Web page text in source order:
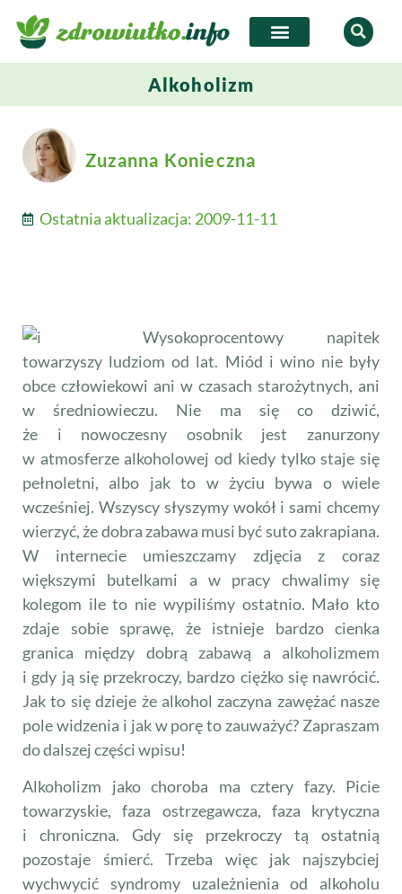
Alkoholizm
Zuzanna Konieczna
Ostatnia aktualizacja: 2009-11-11
Wysokoprocentowy napitek
towarzyszy ludziom od lat. Miód i wino nie były
obce człowiekowi ani w czasach starożytnych, ani
w średniowieczu. Nie ma się co dziwić,
że i nowoczesny osobnik jest zanurzony
w atmosferze alkoholowej od kiedy tylko staje się
pełnoletni, albo jak to w życiu bywa o wiele
wcześniej. Wszyscy słyszymy wokół i sami chcemy
wierzyć, że dobra zabawa musi być suto zakrapiana.
W internecie umieszczamy zdjęcia z coraz
większymi butelkami a w pracy chwalimy się
kolegom ile to nie wypiliśmy ostatnio. Mało kto
zdaje sobie sprawę, że istnieje bardzo cienka
granica między dobrą zabawą a alkoholizmem
i gdy ją się przekroczy, bardzo ciężko się nawrócić.
Jak to się dzieje że alkohol zaczyna zawężać nasze
pole widzenia i jak w porę to zauważyć? Zapraszam
do dalszej części wpisu!
Alkoholizm jako choroba ma cztery fazy. Picie
towarzyskie, faza ostrzegawcza, faza krytyczna
i chroniczna. Gdy się przekroczy tą ostatnią
pozostaje śmierć. Trzeba więc jak najszybciej
wychwycić syndromy uzależnienia od alkoholu